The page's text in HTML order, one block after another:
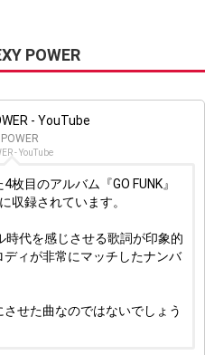
POWER
- YouTube
- YouTube
目のアルバム『GO FUNK』
収録されています。
時代を感じさせる歌詞が印象的
ィが非常にマッチしたナンバ
せた曲なのではないでしょう